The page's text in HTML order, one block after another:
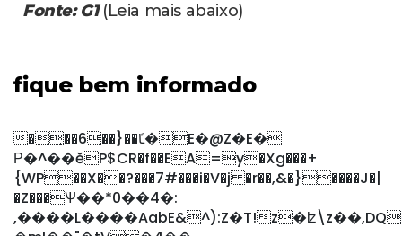
Fonte: G1(Leia mais abaixo)
fique bem informado
��͎�6��}��ﴼ�E�@Z�E�
Р�^��ĕP$CR�f��EA=y�Xg���+
{WP��X��?���7#���i�V�j �r��,&�}����J�|
�Z���Ѱ��*0��4�:
,����L����AabE&^):Z�T!